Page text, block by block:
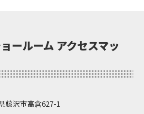
ールーム アクセスマッ
藤沢市高倉627-1